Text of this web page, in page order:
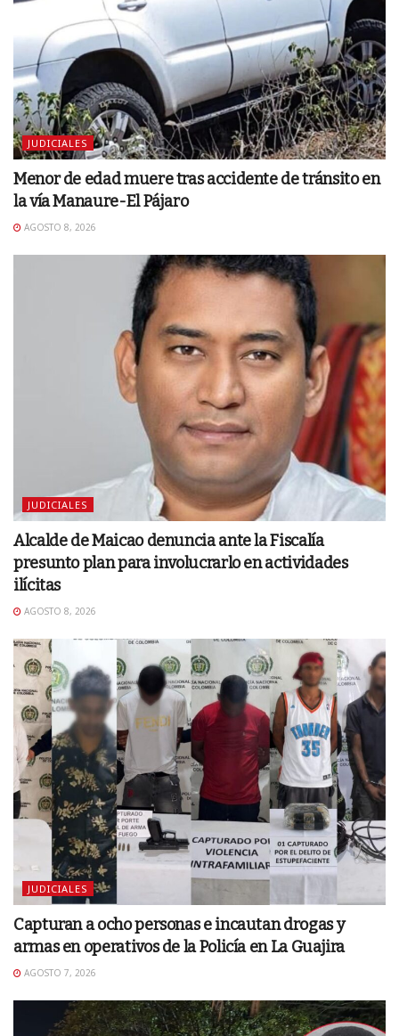
JUDICIALES
Menor de edad muere tras accidente de tránsito en
la vía Manaure-El Pájaro
AGOSTO 8, 2026
JUDICIALES
Alcalde de Maicao denuncia ante la Fiscalía
presunto plan para involucrarlo en actividades
ilícitas
AGOSTO 8, 2026
JUDICIALES
Capturan a ocho personas e incautan drogas y
armas en operativos de la Policía en La Guajira
AGOSTO 7, 2026